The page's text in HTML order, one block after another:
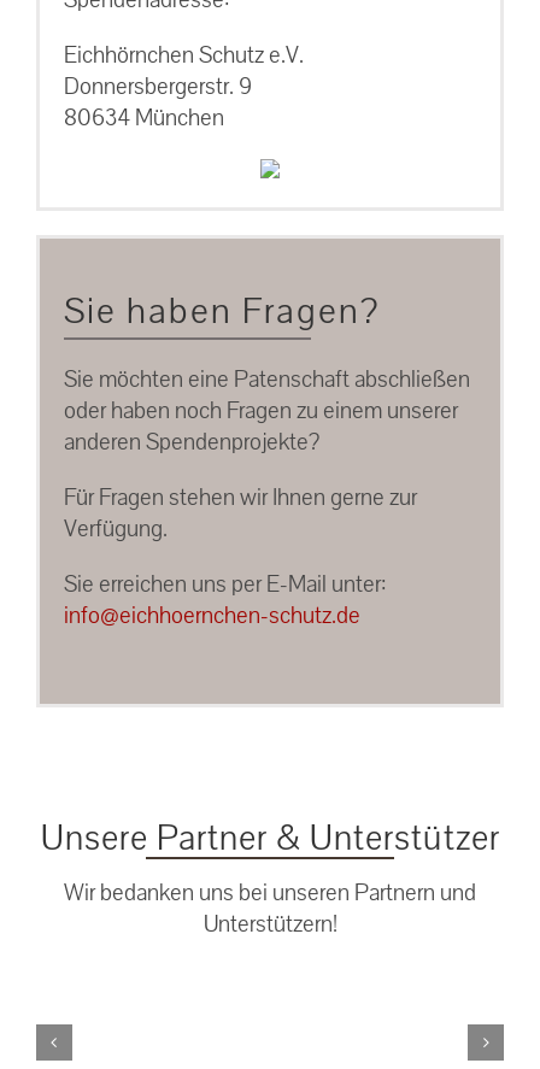
Eichhörnchen Schutz e.V.
Donnersbergerstr. 9
80634 München
Sie haben Fragen?
Sie möchten eine Patenschaft abschließen
oder haben noch Fragen zu einem unserer
anderen Spendenprojekte?
Für Fragen stehen wir Ihnen gerne zur
Verfügung.
Sie erreichen uns per E-Mail unter:
info@eichhoernchen-schutz.de
Unsere Partner & Unterstützer
Wir bedanken uns bei unseren Partnern und
Unterstützern!